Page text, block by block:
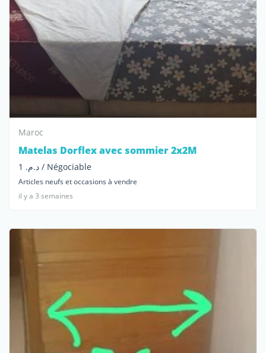
Maroc
Matelas Dorflex avec sommier 2x2M
د.م. 1 / Négociable
Articles neufs et occasions à vendre
il y a 3 semaines